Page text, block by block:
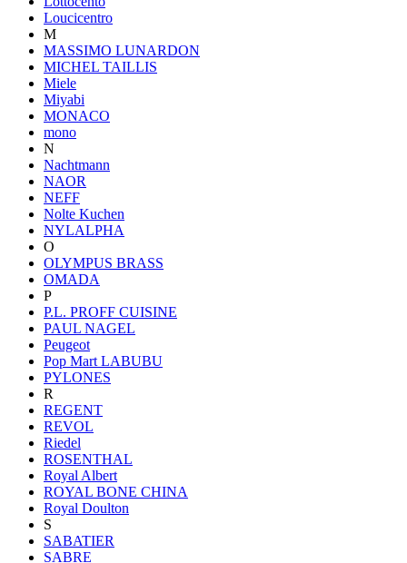
Loucicentro
M
MASSIMO LUNARDON
MICHEL TAILLIS
Miele
Miyabi
MONACO
mono
N
Nachtmann
NAOR
NEFF
Nolte Kuchen
NYLALPHA
O
OLYMPUS BRASS
OMADA
P
P.L. PROFF CUISINE
PAUL NAGEL
Peugeot
Pop Mart LABUBU
PYLONES
R
REGENT
REVOL
Riedel
ROSENTHAL
Royal Albert
ROYAL BONE CHINA
Royal Doulton
S
SABATIER
SABRE